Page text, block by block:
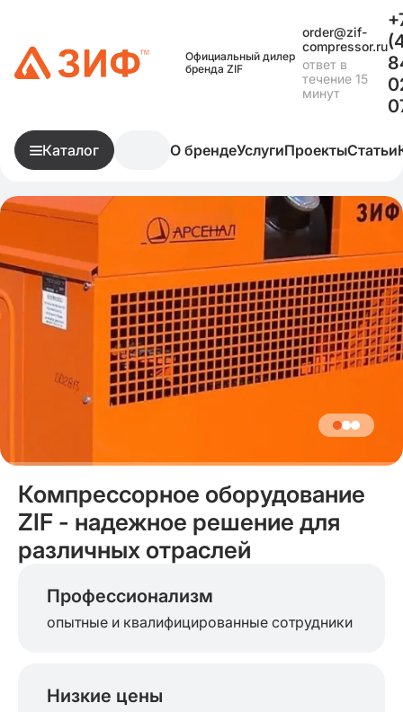
Официальный дилер
бренда ZIF
order@zif-
compressor.ru
ответ в
течение 15
минут
Каталог О брендеУслугиПроектыСтатьи
Компрессорное оборудование
ZIF - надежное решение для
различных отраслей
Профессионализм
опытные и квалифицированные сотрудники
Низкие цены